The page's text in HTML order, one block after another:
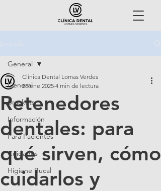
General
Brackets
Información
Para Pacientes
Cuidados
Higiene Bucal
General
Retenedores
dentales: para
qué sirven, cómo
cuidarlos y
Clínica Dental Lomas Verdes
28 ene 2025 4 min de lectura